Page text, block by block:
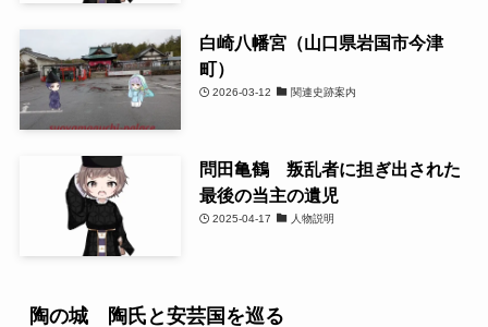
白崎八幡宮（山口県岩国市今津
町）
2026-03-12 関連史跡案内
問田亀鶴 叛乱者に担ぎ出された
最後の当主の遺児
2025-04-17 人物説明
陶の城 陶氏と安芸国を巡る